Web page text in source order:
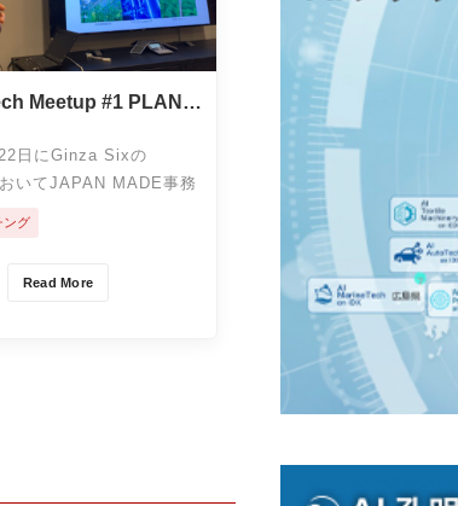
Meetup #1 PLANT
日にGinza Sixの
いてJAPAN MADE事務
Read More
ング